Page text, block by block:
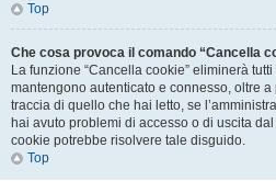
Top
Che cosa provoca il comando “Cancella
La funzione “Cancella cookie” eliminerà
mantengono autenticato e connesso, oltre
traccia di quello che hai letto, se
hai avuto problemi di accesso o di uscita
cookie potrebbe risolvere tale disguido.
Top